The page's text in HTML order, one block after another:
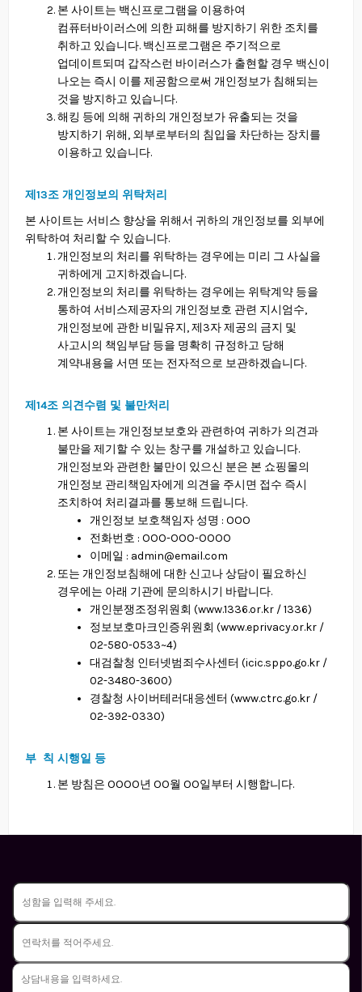
본 사이트는 백신프로그램을 이용하여
컴퓨터바이러스에 의한 피해를 방지하기 위한 조치를
취하고 있습니다. 백신프로그램은 주기적으로
업데이트되며 갑작스런 바이러스가 출현할 경우 백신이
나오는 즉시 이를 제공함으로써 개인정보가 침해되는
것을 방지하고 있습니다.
해킹 등에 의해 귀하의 개인정보가 유출되는 것을
방지하기 위해, 외부로부터의 침입을 차단하는 장치를
이용하고 있습니다.
제13조 개인정보의 위탁처리
본 사이트는 서비스 향상을 위해서 귀하의 개인정보를 외부에
위탁하여 처리할 수 있습니다.
개인정보의 처리를 위탁하는 경우에는 미리 그 사실을
귀하에게 고지하겠습니다.
개인정보의 처리를 위탁하는 경우에는 위탁계약 등을
통하여 서비스제공자의 개인정보호 관련 지시엄수,
개인정보에 관한 비밀유지, 제3자 제공의 금지 및
사고시의 책임부담 등을 명확히 규정하고 당해
계약내용을 서면 또는 전자적으로 보관하겠습니다.
제14조 의견수렴 및 불만처리
본 사이트는 개인정보보호와 관련하여 귀하가 의견과
불만을 제기할 수 있는 창구를 개설하고 있습니다.
개인정보와 관련한 불만이 있으신 분은 본 쇼핑몰의
개인정보 관리책임자에게 의견을 주시면 접수 즉시
조치하여 처리결과를 통보해 드립니다.
개인정보 보호책임자 성명 : OOO
전화번호 : OOO-OOO-OOOO
이메일 : admin@email.com
또는 개인정보침해에 대한 신고나 상담이 필요하신
경우에는 아래 기관에 문의하시기 바랍니다.
개인분쟁조정위원회 (www.1336.or.kr / 1336)
정보보호마크인증위원회 (www.eprivacy.or.kr /
02-580-0533~4)
대검찰청 인터넷범죄수사센터 (icic.sppo.go.kr /
02-3480-3600)
경찰청 사이버테러대응센터 (www.ctrc.go.kr /
02-392-0330)
부 칙 시행일 등
본 방침은 OOOO년 OO월 OO일부터 시행합니다.